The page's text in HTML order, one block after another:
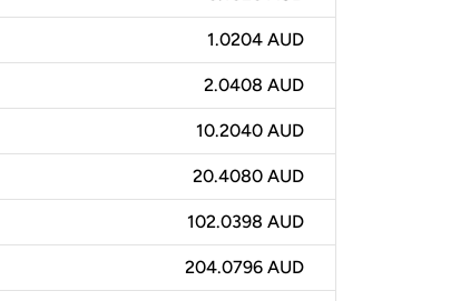
1.0204 AUD
2.0408 AUD
10.2040 AUD
20.4080 AUD
102.0398 AUD
204.0796 AUD